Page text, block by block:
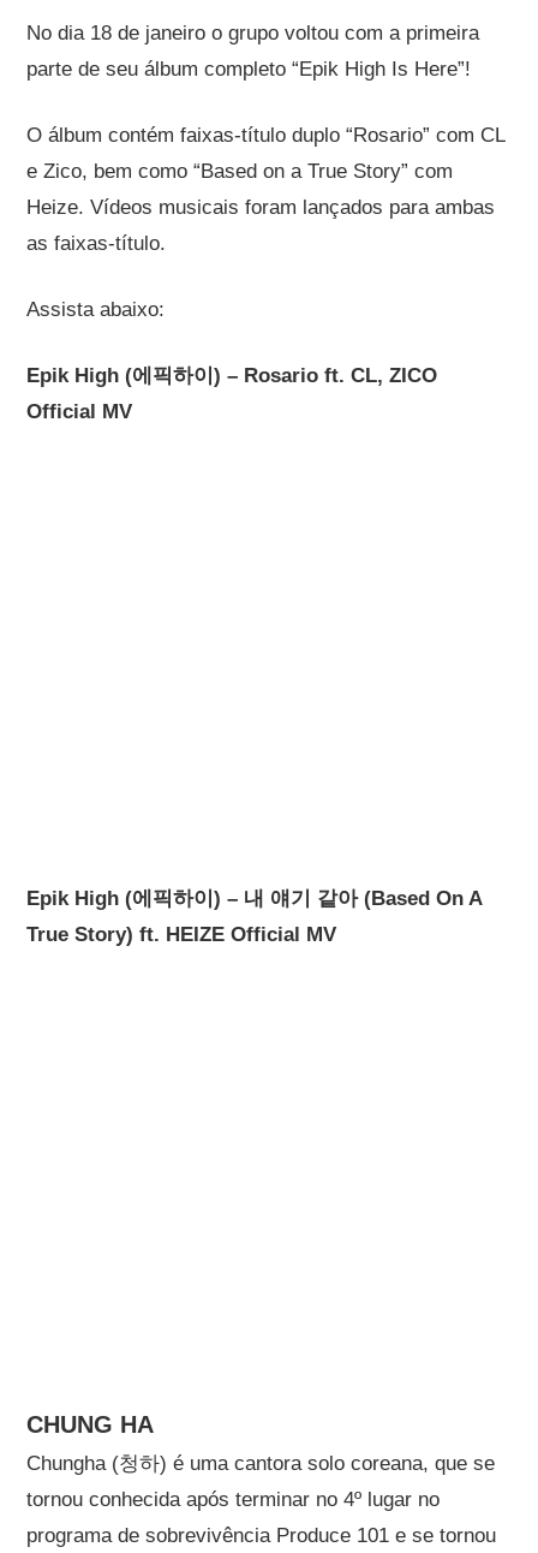
No dia 18 de janeiro o grupo voltou com a primeira
parte de seu álbum completo “Epik High Is Here”!
O álbum contém faixas-título duplo “Rosario” com CL
e Zico, bem como “Based on a True Story” com
Heize.Vídeos musicais foram lançados para ambas
as faixas-título.
Assista abaixo:
Epik High (에픽하이) – Rosario ft. CL, ZICO
Official MV
Epik High (에픽하이) – 내 얘기 같아 (Based On A
True Story) ft. HEIZE Official MV
CHUNG HA
Chungha (청하) é uma cantora solo coreana, que se
tornou conhecida após terminar no 4º lugar no
programa de sobrevivência Produce 101 e se tornou